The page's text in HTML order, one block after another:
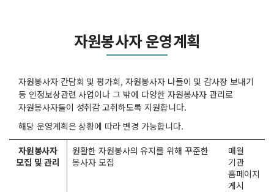
자원봉사자 운영계획
자원봉사자 간담회 및 평가회, 자원봉사자 나들이 및 감사장 보내기
등 인정보상관련 사업이나 그 밖에 다양한 자원봉사자 관리로
자원봉사자들이 성취감 고취하도록 지원합니다.
해당 운영계획은 상황에 따라 변경 가능합니다.
자원봉사자
모집 및 관리
원활한 자원봉사의 유지를 위해 꾸준한
봉사자 모집
매월
기관
홈페이지
게시